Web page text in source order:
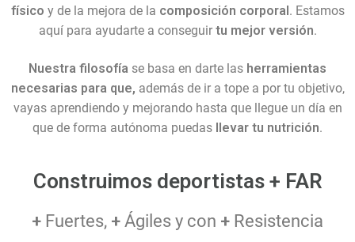
físico y de la mejora de la composición corporal. Estamos
aquí para ayudarte a conseguir tu mejor versión.
Nuestra filosofía se basa en darte las herramientas
necesarias para que, además de ir a tope a por tu objetivo,
vayas aprendiendo y mejorando hasta que llegue un día en
que de forma autónoma puedas llevar tu nutrición.
Construimos deportistas + FAR
+ Fuertes, + Ágiles y con + Resistencia